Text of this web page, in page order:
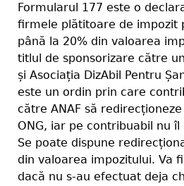
Formularul 177 este o
firmele plătitoare de impozit
până la 20% din valoarea
titlul de sponsorizare către
și Asociația DizAbil Pentru
este un ordin prin care
către ANAF să
ONG, iar pe contribuabil nu îl
Se poate dispune
din valoarea impozitului. Va
dacă nu s-au efectuat deja